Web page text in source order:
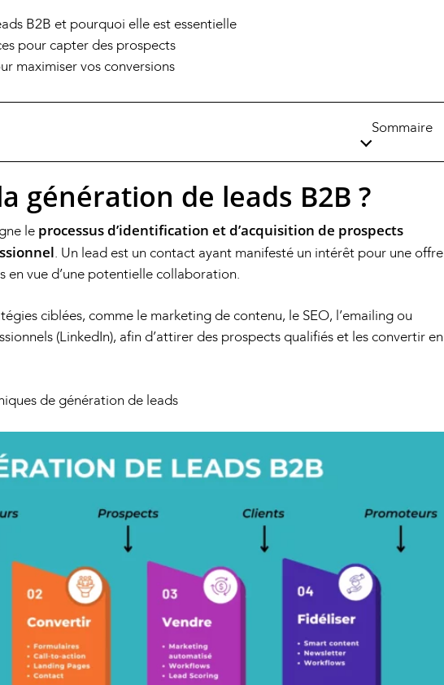
B2B et pourquoi elle est essentielle
pour capter des prospects
maximiser vos conversions
Sommaire
génération de leads B2B ?
le processus d’identification et d’acquisition de prospects
. Un lead est un contact ayant manifesté un intérêt pour une offre
en vue d’une potentielle collaboration.
ciblées, comme le marketing de contenu, le SEO, l’emailing ou
(LinkedIn), afin d’attirer des prospects qualifiés et les convertir en
de génération de leads